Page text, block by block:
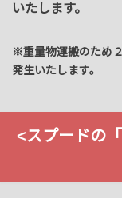
いたします。
※重量物運搬のため
発生いたします。
<スプードの